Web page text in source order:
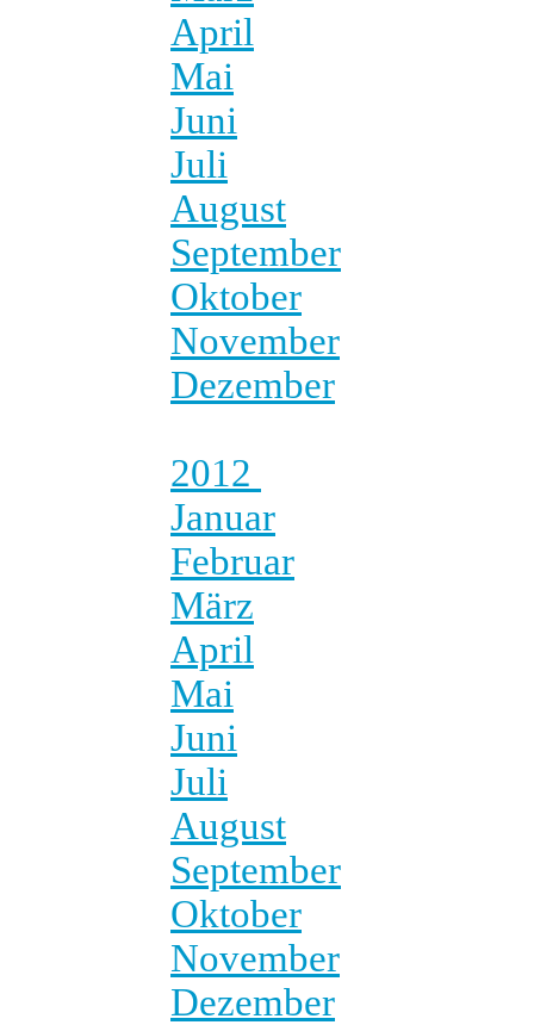
April
Mai
Juni
Juli
August
September
Oktober
November
Dezember
2012
Januar
Februar
März
April
Mai
Juni
Juli
August
September
Oktober
November
Dezember